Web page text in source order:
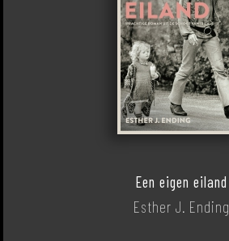
Een eigen eiland
Esther J. Ending